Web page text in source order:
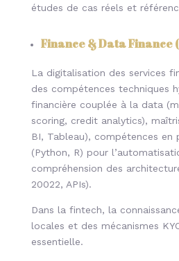
études de cas réels et
Finance & Data Finance
La digitalisation des services
des compétences techniques
financière couplée à la data
scoring, credit analytics),
BI, Tableau), compétences en
(Python, R) pour
compréhension des
20022, APIs).
Dans la fintech, la
locales et des mécanismes
essentielle.